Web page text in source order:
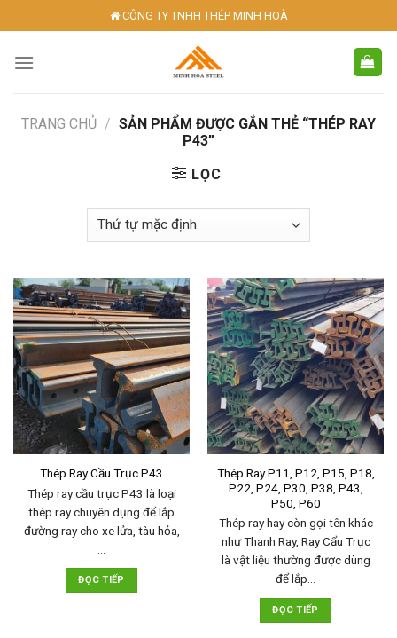
to
content
CÔNG TY TNHH THÉP MINH HOÀ
TRANG CHỦ / SẢN PHẨM ĐƯỢC GẮN THẺ “THÉP RAY
P43”
LỌC
Thép Ray Cầu Trục P43
Thép ray cầu trục P43 là loại
thép ray chuyên dụng để lắp
đường ray cho xe lửa, tàu hỏa,
ĐỌC TIẾP
Thép Ray P11, P12, P15, P18,
P22, P24, P30, P38, P43,
P50, P60
Thép ray hay còn gọi tên khác
như Thanh Ray, Ray Cẩu Trục
là vật liệu thường được dùng
để lắp…
ĐỌC TIẾP